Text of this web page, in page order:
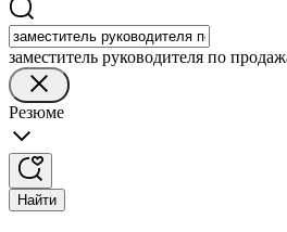
заместитель руководителя по
Резюме
Найти